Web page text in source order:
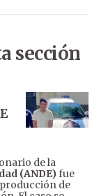
sección
de la
(ANDE)fue
de